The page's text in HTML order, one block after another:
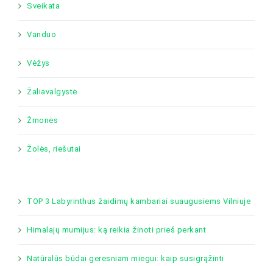
Sveikata
Vanduo
Vėžys
Žaliavalgystė
Žmonės
Žolės, riešutai
TOP 3 Labyrinthus žaidimų kambariai suaugusiems Vilniuje
Himalajų mumijus: ką reikia žinoti prieš perkant
Natūralūs būdai geresniam miegui: kaip susigrąžinti